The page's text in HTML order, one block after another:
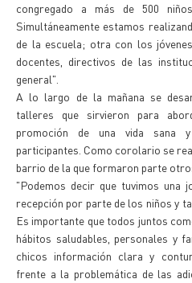
congregado a más de 500
Simultáneamente estamos
de la escuela; otra con los
docentes, directivos de las
general".
A lo largo de la mañana se
talleres que sirvieron para
promoción de una vida sana
participantes. Como corolario se
barrio de la que formaron parte
"Podemos decir que tuvimos una
recepción por parte de los niños y
Es importante que todos juntos
hábitos saludables, personales y
chicos información clara y
frente a la problemática de las